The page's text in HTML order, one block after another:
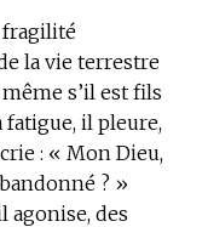
fragilité
la vie terrestre
s’il est fils
fatigue, il pleure,
: « Mon Dieu,
? »
agonise, des